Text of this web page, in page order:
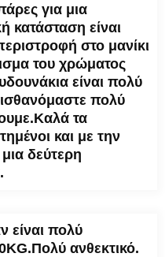
για μια
κατάσταση είναι
στο μανίκι
του χρώματος
είναι πολύ
πολύ
τα
και με την
δεύτερη
είναι πολύ
ανθεκτικό.